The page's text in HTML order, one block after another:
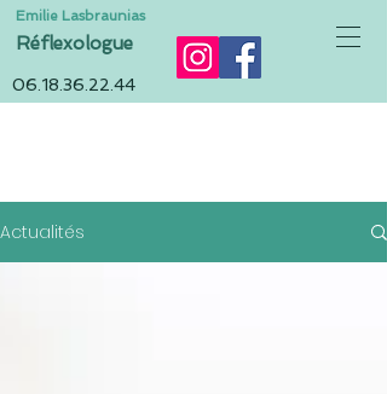
Réflexologue
Emilie Lasbraunias
06.18.36.22.44
Actualités